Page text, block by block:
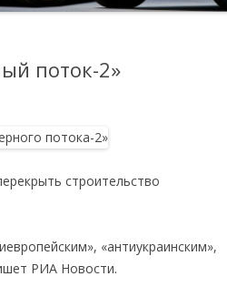
поток-2»
строительство
«антиукраинским»,
РИА Новости.